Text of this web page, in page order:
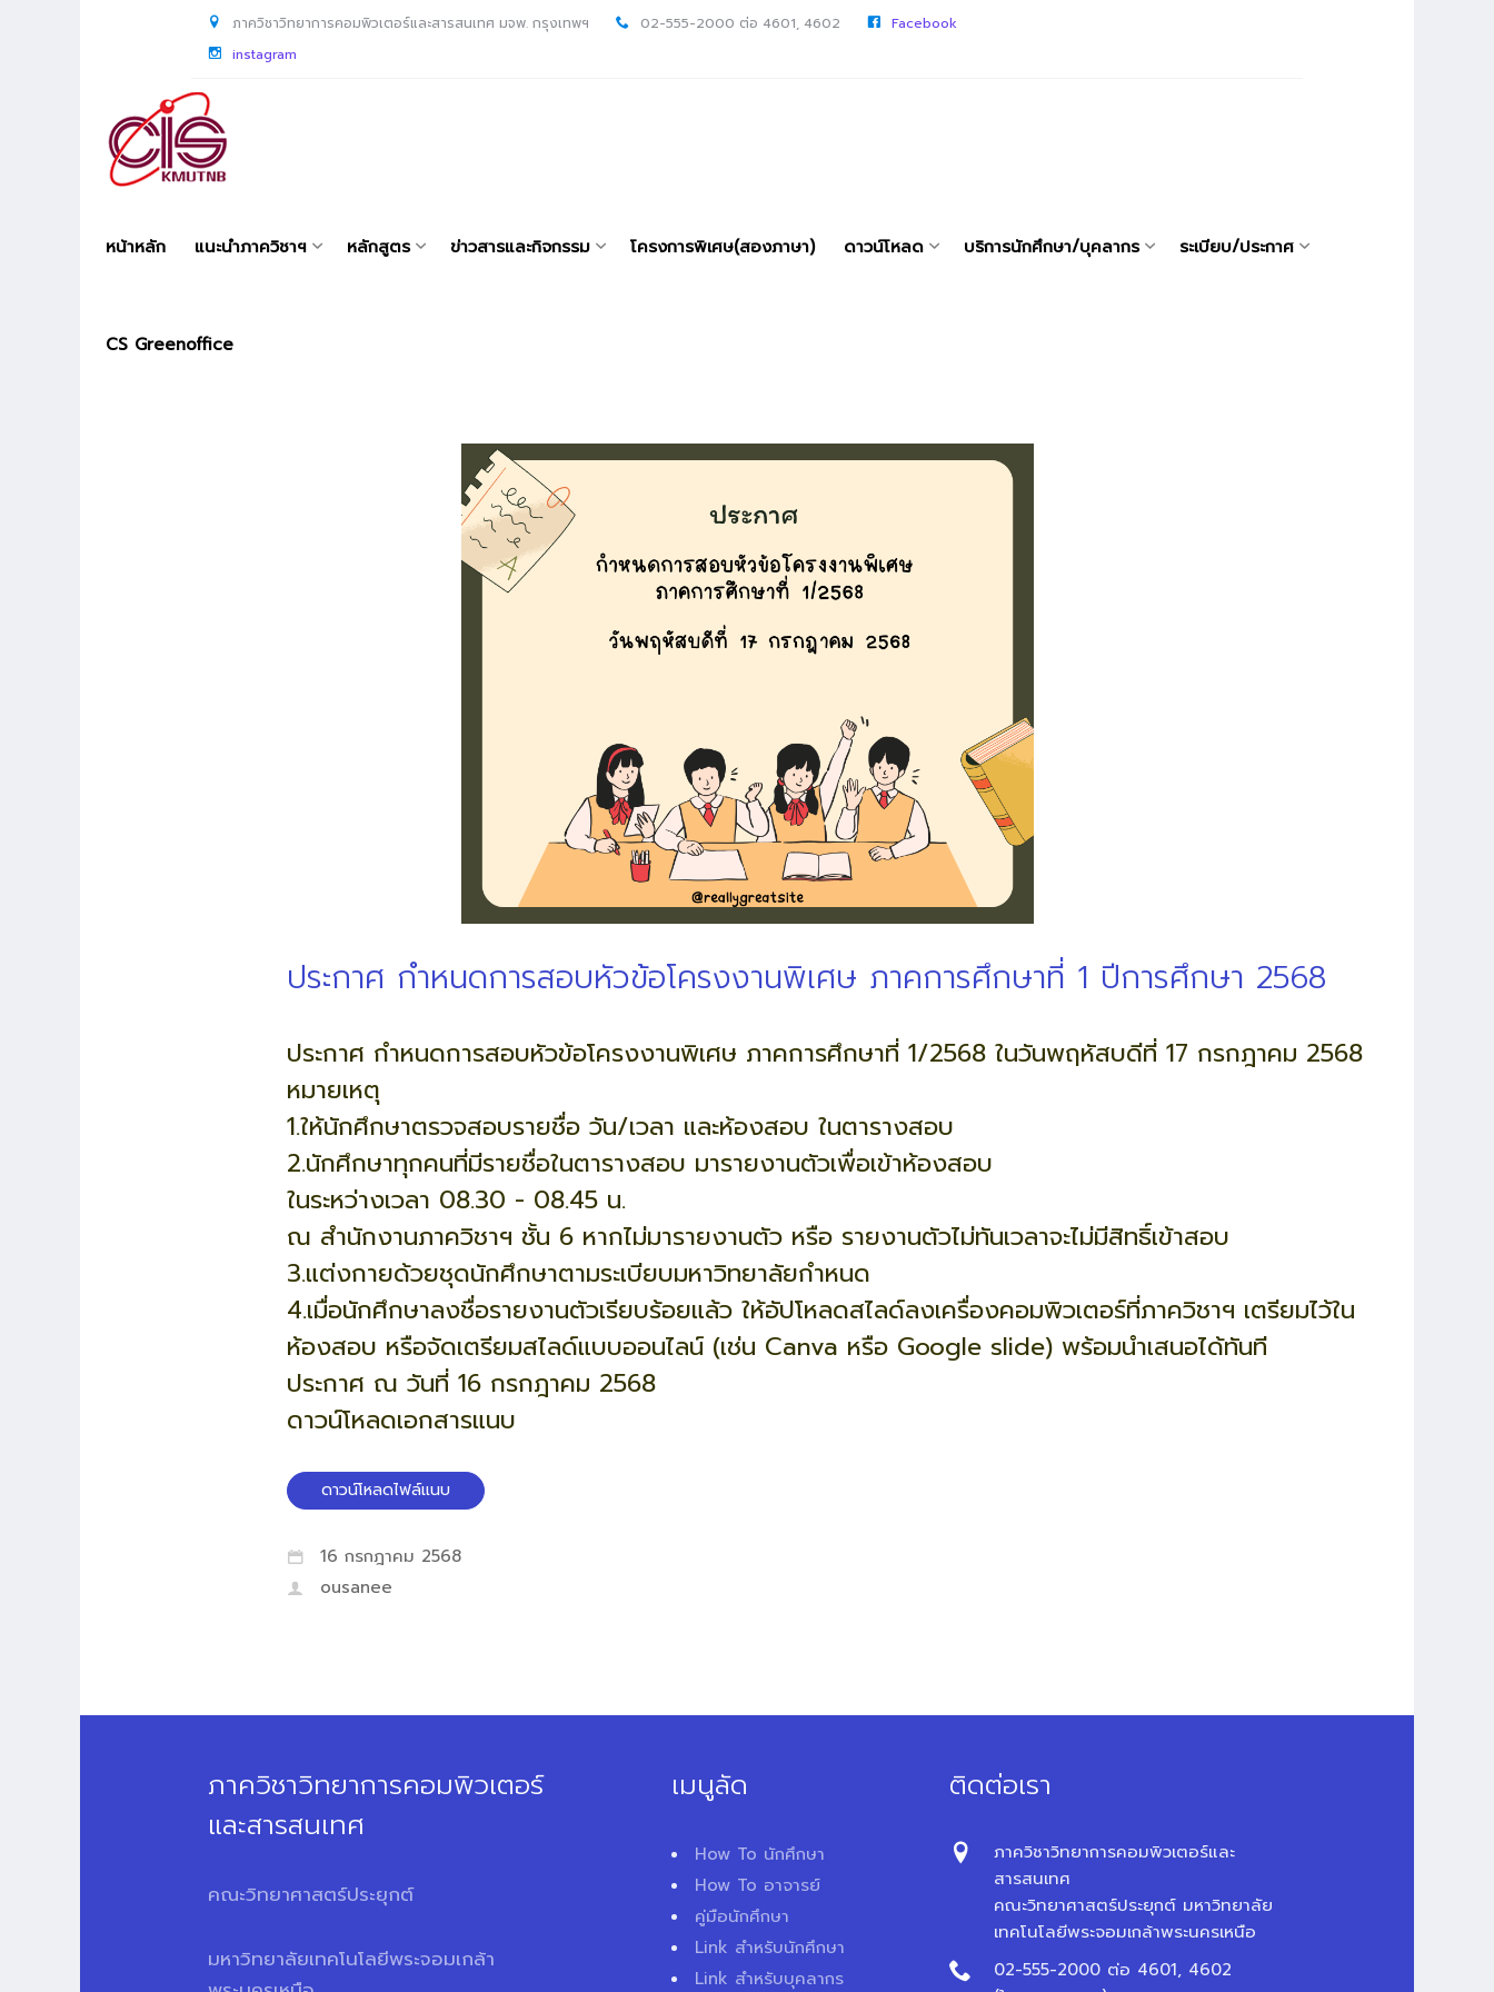
ภาควิชาวิทยาการคอมพิวเตอร์และสารสนเทศ มจพ. กรุงเทพฯ 02-555-2000 ต่อ 4601, 4602
Facebook
instagram
หน้าหลัก แนะนำภาควิชาฯ หลักสูตร ข่าวสารและกิจกรรม โครงการพิเศษ(สองภาษา) ดาวน์โหลด บริการนักศึกษา/บุคลากร ระเบียบ/ประกาศ
CS Greenoffice
ประกาศ กำหนดการสอบหัวข้อโครงงานพิเศษ ภาคการศึกษาที่ 1 ปีการศึกษา 2568
ประกาศ กำหนดการสอบหัวข้อโครงงานพิเศษ ภาคการศึกษาที่ 1/2568 ในวันพฤหัสบดีที่ 17 กรกฎาคม 2568
หมายเหตุ
1.ให้นักศึกษาตรวจสอบรายชื่อ วัน/เวลา และห้องสอบ ในตารางสอบ
2.นักศึกษาทุกคนที่มีรายชื่อในตารางสอบ มารายงานตัวเพื่อเข้าห้องสอบ
ในระหว่างเวลา 08.30 - 08.45 น.
ณ สำนักงานภาควิชาฯ ชั้น 6 หากไม่มารายงานตัว หรือ รายงานตัวไม่ทันเวลาจะไม่มีสิทธิ์เข้าสอบ
3.แต่งกายด้วยชุดนักศึกษาตามระเบียบมหาวิทยาลัยกำหนด
4.เมื่อนักศึกษาลงชื่อรายงานตัวเรียบร้อยแล้ว ให้อัปโหลดสไลด์ลงเครื่องคอมพิวเตอร์ที่ภาควิชาฯ เตรียมไว้ใน
ห้องสอบ หรือจัดเตรียมสไลด์แบบออนไลน์ (เช่น Canva หรือ Google slide) พร้อมนำเสนอได้ทันที
ประกาศ ณ วันที่ 16 กรกฎาคม 2568
ดาวน์โหลดเอกสารแนบ
ดาวน์โหลดไฟล์แนบ
16 กรกฎาคม 2568
ousanee
ภาควิชาวิทยาการคอมพิวเตอร์
และสารสนเทศ
คณะวิทยาศาสตร์ประยุกต์
มหาวิทยาลัยเทคโนโลยีพระจอมเกล้า
เมนูลัด
How To นักศึกษา
How To อาจารย์
คู่มือนักศึกษา
Link สำหรับนักศึกษา
Link สำหรับบุคลากร
ติดต่อเรา
ภาควิชาวิทยาการคอมพิวเตอร์และ
สารสนเทศ
คณะวิทยาศาสตร์ประยุกต์ มหาวิทยาลัย
เทคโนโลยีพระจอมเกล้าพระนครเหนือ
02-555-2000 ต่อ 4601, 4602